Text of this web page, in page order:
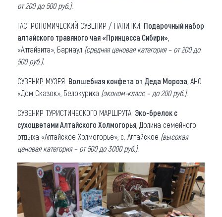
от 200 до 500 руб.).
ГАСТРОНОМИЧЕСКИЙ СУВЕНИР / НАПИТКИ: Подарочный набор
алтайского травяного чая «Принцесса Сибири»
«Алтайвита», Барнаул (средняя ценовая категория – от 200 до
500 руб.).
СУВЕНИР МУЗЕЯ: Волшебная конфета от Деда Мороза , АНО
«Дом Сказок», Белокуриха (эконом-класс – до 200 руб.).
СУВЕНИР ТУРИСТИЧЕСКОГО МАРШРУТА: Эко-брелок с
сухоцветами Алтайского Холмогорья , Долина семейного
отдыха «Алтайское Холмогорье», с. Алтайское (высокая
ценовая категория – от 500 до 3000 руб.).